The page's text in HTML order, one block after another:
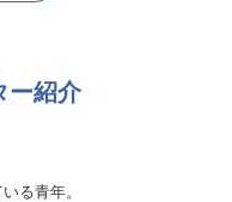
セクシー駄々洩れのお声
情を禁じ得ませんｖｖ
ー紹介
る青年。